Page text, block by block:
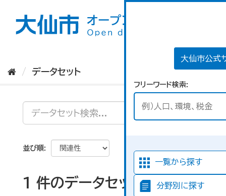
大仙市公式
フリーワード検索
一覧から探す
分野別に探す
データセット
並び順
1 件のデータセットが見つか